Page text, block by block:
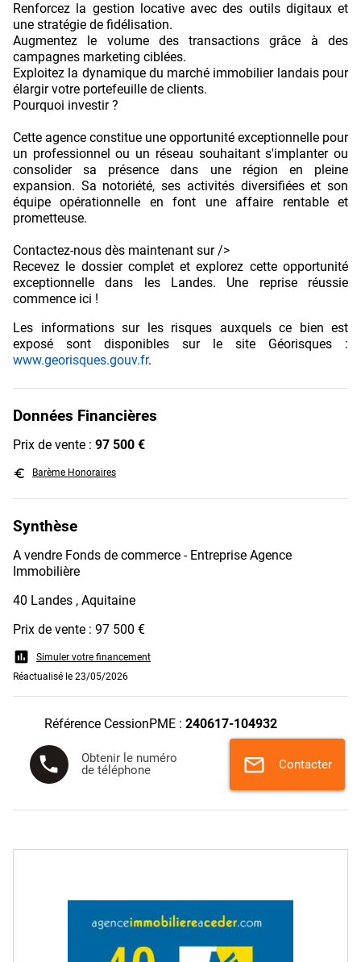
Renforcez la gestion locative avec des outils digitaux et
une stratégie de fidélisation.
Augmentez le volume des transactions grâce à des
campagnes marketing ciblées.
Exploitez la dynamique du marché immobilier landais pour
élargir votre portefeuille de clients.
Pourquoi investir ?
Cette agence constitue une opportunité exceptionnelle pour
un professionnel ou un réseau souhaitant s'implanter ou
consolider sa présence dans une région en pleine
expansion. Sa notoriété, ses activités diversifiées et son
équipe opérationnelle en font une affaire rentable et
prometteuse.
Contactez-nous dès maintenant sur />
Recevez le dossier complet et explorez cette opportunité
exceptionnelle dans les Landes. Une reprise réussie
commence ici !
Les informations sur les risques auxquels ce bien est
exposé sont disponibles sur le site Géorisques :
www.georisques.gouv.fr.
Données Financières
Prix de vente : 97 500 €
euro_symbol Barème Honoraires
Synthèse
A vendre Fonds de commerce - Entreprise Agence
Immobilière
40 Landes , Aquitaine
Prix de vente : 97 500 €
assessment
Simuler votre financement
Réactualisé le 23/05/2026
Référence CessionPME : 240617-104932
phone
Obtenir le numéro
de téléphone
mail Contacter